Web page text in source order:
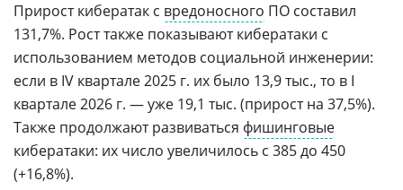
Прирост кибератак с вредоносного ПО составил
131,7%. Рост также показывают кибератаки с
использованием методов социальной инженерии:
если в IV квартале 2025 г. их было 13,9 тыс., то в I
квартале 2026 г. — уже 19,1 тыс. (прирост на 37,5%).
Также продолжают развиваться фишинговые
кибератаки: их число увеличилось с 385 до 450
(+16,8%).